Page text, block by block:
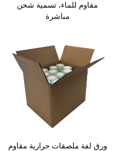
مقاوم للماء، تسمية شحن
مباشرة
ورق لفة ملصقات حرارية مقاوم